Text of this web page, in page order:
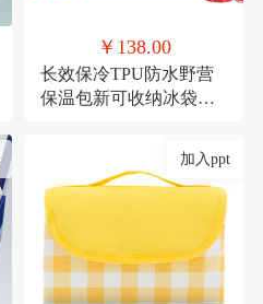
￥138.00
长效保冷TPU防水野营
保温包新可收纳冰袋冰
加入ppt